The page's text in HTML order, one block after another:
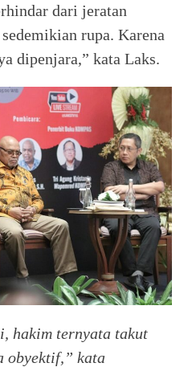
dari jeratan
rupa. Karena
dipenjara,” kata Laks.
hakim ternyata takut
obyektif,” kata